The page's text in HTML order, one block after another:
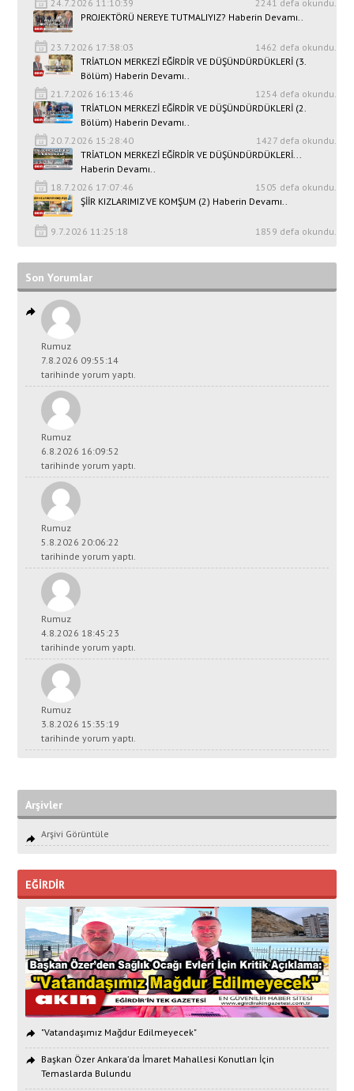
24.7.2026 11:10:39
2241 defa okundu.
PROJEKTÖRÜ NEREYE TUTMALIYIZ? Haberin Devamı..
23.7.2026 17:38:03
1462 defa okundu.
TRİATLON MERKEZİ EĞİRDİR VE DÜŞÜNDÜRDÜKLERİ (3.
Bölüm) Haberin Devamı..
21.7.2026 16:13:46
1254 defa okundu.
TRİATLON MERKEZİ EĞİRDİR VE DÜŞÜNDÜRDÜKLERİ (2.
Bölüm) Haberin Devamı..
20.7.2026 15:28:40
1427 defa okundu.
TRİATLON MERKEZİ EĞİRDİR VE DÜŞÜNDÜRDÜKLERİ...
Haberin Devamı..
18.7.2026 17:07:46
1505 defa okundu.
ŞİİR KIZLARIMIZ VE KOMŞUM (2) Haberin Devamı..
9.7.2026 11:25:18 1859 defa okundu.
Son Yorumlar
Rumuz
7.8.2026 09:55:14
tarihinde yorum yaptı.
Rumuz
6.8.2026 16:09:52
tarihinde yorum yaptı.
Rumuz
5.8.2026 20:06:22
tarihinde yorum yaptı.
Rumuz
4.8.2026 18:45:23
tarihinde yorum yaptı.
Rumuz
3.8.2026 15:35:19
tarihinde yorum yaptı.
Arşivler
Arşivi Görüntüle
EĞİRDİR
"Vatandaşımız Mağdur Edilmeyecek"
Başkan Özer Ankara’da İmaret Mahallesi Konutları İçin
Temaslarda Bulundu